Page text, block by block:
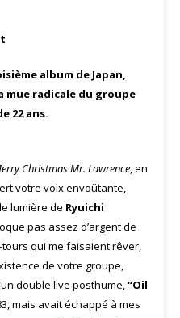
album de Japan,
mue radicale du groupe
22 ans.
Christmas Mr. Lawrence, en
votre voix envoûtante,
lumière de Ryuichi
pas assez d’argent de
tours qui me faisaient rêver,
de votre groupe,
double live posthume,“Oil
mais avait échappé à mes